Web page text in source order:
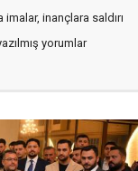
inançlara saldırı
yorumlar